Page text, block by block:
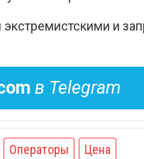
и
в Telegram
Операторы Цена